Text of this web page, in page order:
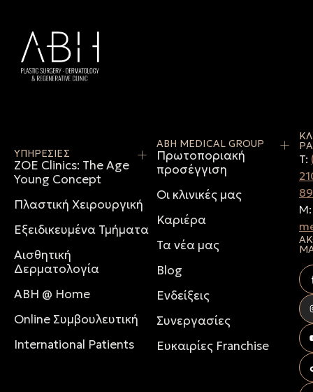
ΥΠΗΡΕΣΙΕΣ
ZOE Clinics: The Age
Young Concept
Πλαστική Χειρουργική
Εξειδικευμένα Τμήματα
Αισθητική
Δερματολογία
ABH @ Home
Online Συμβουλευτική
International Patients
ABH MEDICAL GROUP
Πρωτοποριακή
προσέγγιση
Οι κλινικές μας
Καριέρα
Τα νέα μας
Blog
Ενδείξεις
Συνεργασίες
Ευκαιρίες Franchise
T: